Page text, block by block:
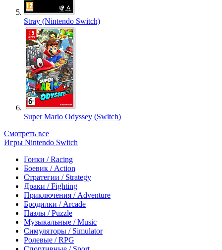
Stray (Nintendo Switch)
Super Mario Odyssey (Switch)
Смотреть все
Игры Nintendo Switch
Гонки / Racing
Боевик / Action
Стратегии / Strategy
Драки / Fighting
Приключения / Adventure
Бродилки / Arcade
Пазлы / Puzzle
Музыкальные / Music
Симуляторы / Simulator
Ролевые / RPG